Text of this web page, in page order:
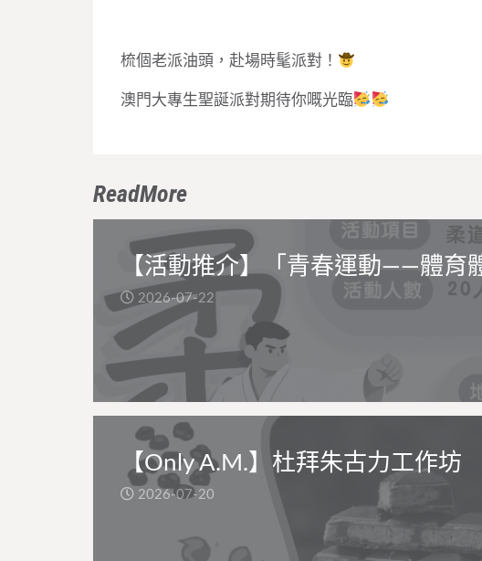
梳個老派油頭，赴場時髦派對！
澳門大專生聖誕派對期待你嘅光臨
ReadMore
【活動推介】「青春運動——體育
2026-07-22
【Only A.M.】杜拜朱古力工作坊
2026-07-20